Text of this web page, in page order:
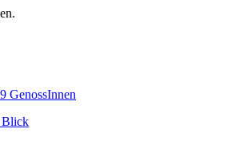
GenossInnen
Blick